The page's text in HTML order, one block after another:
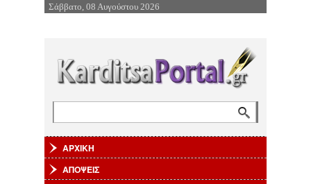
Επιστροφή στην Πλοήγηση
Σάββατο, 08 Αυγούστου 2026
ΑΡΧΙΚΗ
ΑΠΟΨΕΙΣ